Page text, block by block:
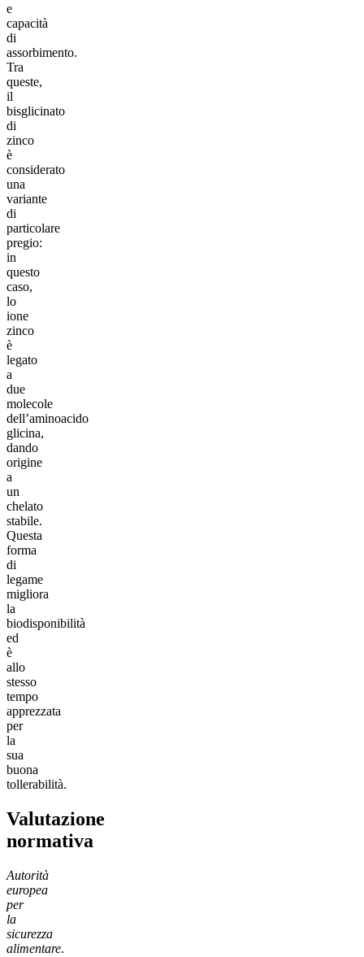
e
capacità
di
assorbimento.
Tra
queste,
il
bisglicinato
di
zinco
è
considerato
una
variante
di
particolare
pregio:
in
questo
caso,
lo
ione
zinco
è
legato
a
due
molecole
dell’aminoacido
glicina,
dando
origine
a
un
chelato
stabile.
Questa
forma
di
legame
migliora
la
biodisponibilità
ed
è
allo
stesso
tempo
apprezzata
per
la
sua
buona
tollerabilità.
Valutazione
normativa
Autorità
europea
per
la
sicurezza
alimentare.